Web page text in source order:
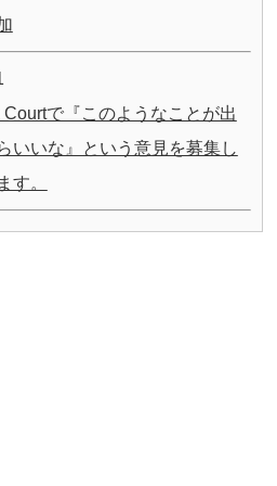
Courtで『このようなことが出
いいな』という意見を募集し
す。